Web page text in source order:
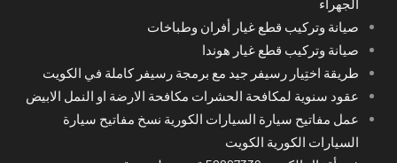
الجهراء
صيانة وتركيب قطع غيار أفران وطباخات
صيانة وتركيب قطع غيار هوندا
طريقة اختِيار رسيفر جيد مع برمجة رسيفر كاملة في الكويت
عقود سنوية لمكافحة الحشرات مكافحة الارضة او النمل الابيض
عمل مفاتيح سيارة السيارات الكورية نسخ مفاتيح سيارة
السيارات الكورية الكويت